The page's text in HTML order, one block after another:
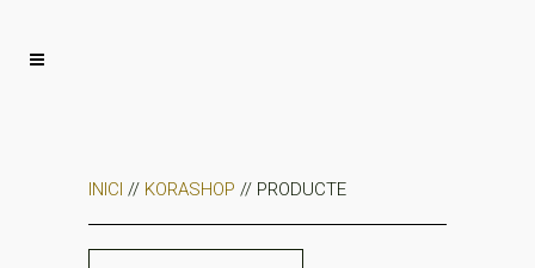
INICI // KORASHOP // PRODUCTE